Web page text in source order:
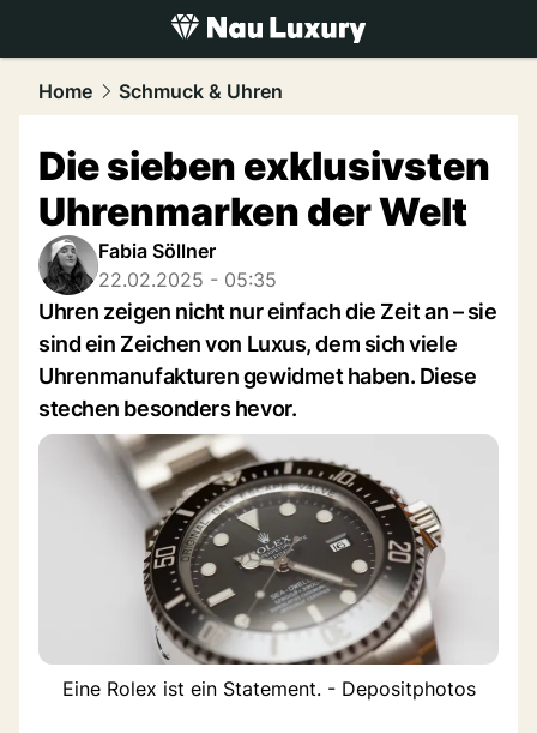
luxury.NAU.ch
Home Schmuck & Uhren
Die sieben exklusivsten
Uhrenmarken der Welt
Fabia Söllner
22.02.2025 - 05:35
Uhren zeigen nicht nur einfach die Zeit an – sie
sind ein Zeichen von Luxus, dem sich viele
Uhrenmanufakturen gewidmet haben. Diese
stechen besonders hevor.
Eine Rolex ist ein Statement. - Depositphotos